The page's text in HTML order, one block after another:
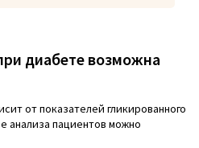
диабете возможна
от показателей гликированного
анализа пациентов можно